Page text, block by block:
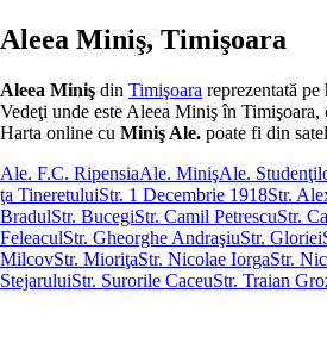
Aleea Miniş, Timişoara
Aleea Miniş din Timişoara reprezentată
Vedeţi unde este Aleea Miniş în Timişoara,
Harta online cu Miniş Ale. poate fi din
Ale. F.C. RipensiaAle. MinişAle.
ţa TineretuluiStr. 1 Decembrie 1918Str.
BradulStr. BucegiStr. Camil PetrescuStr.
FeleaculStr. Gheorghe AndraşiuStr. Gloriei
MilcovStr. MioriţaStr. Nicolae IorgaStr.
StejaruluiStr. Surorile CaceuStr. Traian